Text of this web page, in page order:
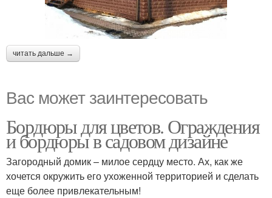
читать дальше →
Вас может заинтересовать
Бордюры для цветов. Ограждения
и бордюры в садовом дизайне
Загородный домик – милое сердцу место. Ах, как же
хочется окружить его ухоженной территорией и сделать
еще более привлекательным!